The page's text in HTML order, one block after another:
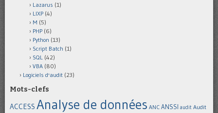
Lazarus (1)
LIXP (4)
M (5)
PHP (6)
Python (13)
Script Batch (1)
SQL (42)
VBA (80)
Logiciels d'audit (23)
Mots-clefs
ACCESS Analyse de données ANC ANSSI audit Audit